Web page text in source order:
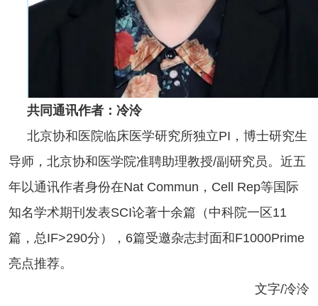
共同通讯作者：冷泠
北京协和医院临床医学研究所独立PI，博士研究生
导师，北京协和医学院准聘助理教授/副研究员。近五
年以通讯作者身份在Nat Commun，Cell Rep等国际
知名学术期刊发表SCI论著十余篇（中科院一区11
篇，总IF>290分），6篇受邀杂志封面和F1000Prime
亮点推荐。
文字/冷泠